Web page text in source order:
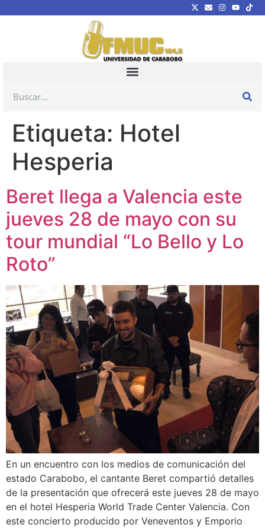
Etiqueta: Hotel
Hesperia
Beret llega a Valencia este
jueves 28 de mayo con su
tour mundial “Lo Bello y Lo
Roto”
En un encuentro con los medios de comunicación del
estado Carabobo, el cantante Beret compartió detalles
de la presentación que ofrecerá este jueves 28 de mayo
en el hotel Hesperia World Trade Center Valencia. Con
este concierto producido por Veneventos y Emporio